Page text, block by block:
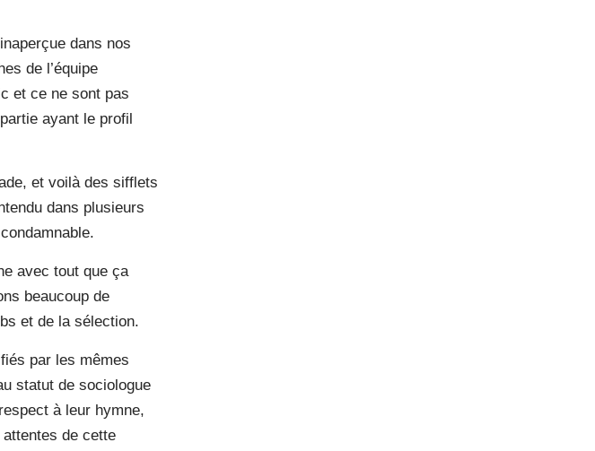
dans nos
de l’équipe
et ce ne sont pas
ayant le profil
et voilà des sifflets
dans plusieurs
avec tout que ça
beaucoup de
et de la sélection.
par les mêmes
statut de sociologue
à leur hymne,
de cette